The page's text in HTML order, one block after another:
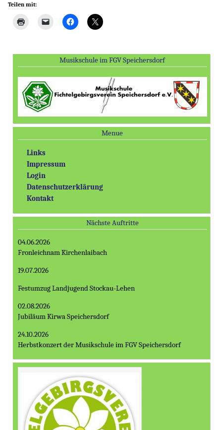
Teilen mit:
Musikschule im FGV Speichersdorf
Menue
Links
Impressum
Login
Datenschutzerklärung
Kontakt
Nächste Auftritte
04.06.2026
Fronleichnam Kirchenlaibach
19.07.2026
Festumzug Landjugend Stockau-Lehen
02.08.2026
Jubiläum Kirwa Speichersdorf
24.10.2026
Herbstkonzert der Musikschule im FGV Speichersdorf